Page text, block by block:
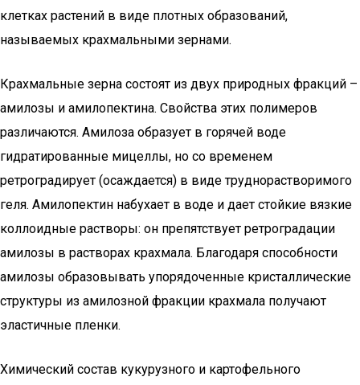
клетках растений в виде плотных образований,
называемых крахмальными зернами.
Крахмальные зерна состоят из двух природных фракций –
амилозы и амилопектина. Свойства этих полимеров
различаются. Амилоза образует в горячей воде
гидратированные мицеллы, но со временем
ретроградирует (осаждается) в виде труднорастворимого
геля. Амилопектин набухает в воде и дает стойкие вязкие
коллоидные растворы: он препятствует ретроградации
амилозы в растворах крахмала. Благодаря способности
амилозы образовывать упорядоченные кристаллические
структуры из амилозной фракции крахмала получают
эластичные пленки.
Химический состав кукурузного и картофельного